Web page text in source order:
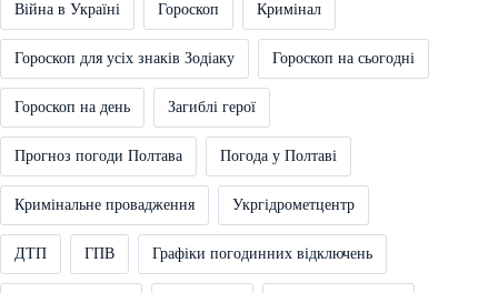
Війна в Україні Гороскоп Кримінал
Гороскоп для усіх знаків Зодіаку Гороскоп на сьогодні
Гороскоп на день Загиблі герої
Прогноз погоди Полтава Погода у Полтаві
Кримінальне провадження Укргідрометцентр
ДТП ГПВ Графіки погодинних відключень